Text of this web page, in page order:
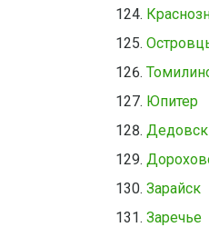
Юпитер
Дедовск
Зарайск
Заречье